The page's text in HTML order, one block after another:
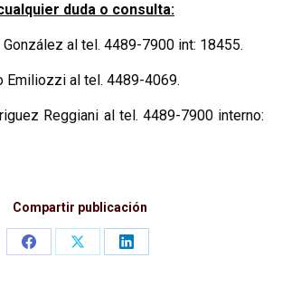
duda o consulta:
González al tel. 4489-7900 int: 18455.
Emiliozzi al tel. 4489-4069.
Reggiani al tel. 4489-7900 interno:
Compartir publicación
Share
Share
Share